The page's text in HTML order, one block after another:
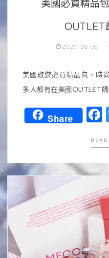
美國必買精品
OUTLET
2020-05-05
美國旅遊必買精品包，時
多人都有在美國OUTLET
Share